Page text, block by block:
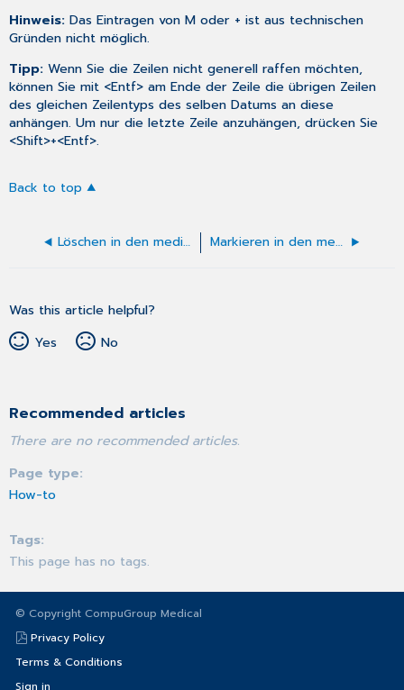
Hinweis:Das Eintragen von M oder + ist aus technischen
Gründen nicht möglich.
Tipp:Wenn Sie die Zeilen nicht generell raffen möchten,
können Sie mit <Entf> am Ende der Zeile die übrigen Zeilen
des gleichen Zeilentyps des selben Datums an diese
anhängen. Um nur die letzte Zeile anzuhängen, drücken Sie
<Shift>+<Entf>.
Back to top
Löschen in den medizinischen Daten Markieren in den medizinischen Daten
Was this article helpful?
Yes
No
Recommended articles
There are no recommended articles.
Page type
How-to
Tags
This page has no tags.
© Copyright CompuGroup Medical
Privacy Policy
Terms & Conditions
Sign in